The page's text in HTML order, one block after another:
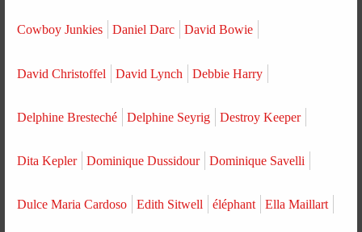
Cowboy Junkies Daniel Darc David Bowie
David Christoffel David Lynch Debbie Harry
Delphine Bresteché Delphine Seyrig Destroy Keeper
Dita Kepler Dominique Dussidour Dominique Savelli
Dulce Maria Cardoso Edith Sitwell éléphant Ella Maillart